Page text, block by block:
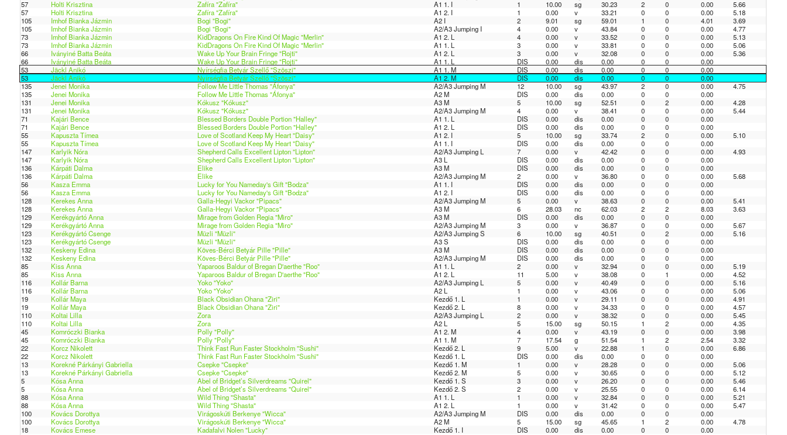
57
Holti Krisztina Zafíra "Zafíra" A1 1. I 1 10.00 sg 30.23 2 0 0.00
5.66
57
Holti Krisztina Zafíra "Zafíra" A1 2. I 1 0.00 v 33.21 0 0 0.00
5.18
105
Imhof Bianka Jázmin Bogi "Bogi" A2 I 2 9.01 sg 59.01 1 0 4.01
3.69
105
Imhof Bianka Jázmin Bogi "Bogi" A2/A3 Jumping I 4 0.00 v 43.84 0 0 0.00
4.77
73
Imhof Bianka Jázmin KidDragons On Fire Kind Of Magic "Merlin" A1 2. L 4 0.00 v 33.52 0 0 0.00
5.13
73
Imhof Bianka Jázmin KidDragons On Fire Kind Of Magic "Merlin" A1 1. L 3 0.00 v 33.81 0 0 0.00
5.06
66
Iványiné Batta Beáta Wake Up Your Brain Fringe "Rojti" A1 2. L 3 0.00 v 32.08 0 0 0.00
5.36
66
Iványiné Batta Beáta Wake Up Your Brain Fringe "Rojti" A1 1. L DIS 0.00 dis 0.00 0 0
0.00
53
Jäckl Anikó Nyírségfia Betyár Szellő "Szöszi" A1 1. M DIS 0.00 dis 0.00 0 0
0.00
53
Jäckl Anikó Nyírségfia Betyár Szellő "Szöszi" A1 2. M DIS 0.00 dis 0.00 0 0
0.00
135
Jenei Monika Follow Me Little Thomas "Áfonya" A2/A3 Jumping M 12 10.00 sg 43.97 2 0 0.00
4.75
135
Jenei Monika Follow Me Little Thomas "Áfonya" A2 M DIS 0.00 dis 0.00 0 0
0.00
131
Jenei Monika Kókusz "Kókusz" A3 M 5 10.00 sg 52.51 0 2 0.00
4.28
131
Jenei Monika Kókusz "Kókusz" A2/A3 Jumping M 4 0.00 v 38.41 0 0 0.00
5.44
71
Kajári Bence Blessed Borders Double Portion "Halley" A1 1. L DIS 0.00 dis 0.00 0 0
0.00
71
Kajári Bence Blessed Borders Double Portion "Halley" A1 2. L DIS 0.00 dis 0.00 0 0
0.00
55
Kapuszta Tímea Love of Scotland Keep My Heart "Daisy" A1 2. I 5 10.00 sg 33.74 2 0 0.00
5.10
55
Kapuszta Tímea Love of Scotland Keep My Heart "Daisy" A1 1. I DIS 0.00 dis 0.00 0 0
0.00
147
Karlyik Nóra Shepherd Calls Excellent Lipton "Lipton" A2/A3 Jumping L 7 0.00 v 42.42 0 0 0.00
4.93
147
Karlyik Nóra Shepherd Calls Excellent Lipton "Lipton" A3 L DIS 0.00 dis 0.00 0 0
0.00
136
Kárpáti Dalma Elike A3 M DIS 0.00 dis 0.00 0 0
0.00
136
Kárpáti Dalma Elike A2/A3 Jumping M 2 0.00 v 36.80 0 0 0.00
5.68
56
Kasza Emma Lucky for You Nameday's Gift "Bodza" A1 1. I DIS 0.00 dis 0.00 0 0
0.00
56
Kasza Emma Lucky for You Nameday's Gift "Bodza" A1 2. I DIS 0.00 dis 0.00 0 0
0.00
128
Kerekes Anna Galla-Hegyi Vackor "Pipacs" A2/A3 Jumping M 5 0.00 v 38.63 0 0 0.00
5.41
128
Kerekes Anna Galla-Hegyi Vackor "Pipacs" A3 M 6 28.03 nc 62.03 2 2 8.03
3.63
129
Kerékgyártó Anna Mirage from Golden Regia "Miro" A3 M DIS 0.00 dis 0.00 0 0
0.00
129
Kerékgyártó Anna Mirage from Golden Regia "Miro" A2/A3 Jumping M 3 0.00 v 36.87 0 0 0.00
5.67
123
Kerékgyártó Csenge Müzli "Müzli" A2/A3 Jumping S 6 10.00 sg 40.51 0 2 0.00
5.16
123
Kerékgyártó Csenge Müzli "Müzli" A3 S DIS 0.00 dis 0.00 0 0
0.00
132
Keskeny Edina Köves-Bérci Betyár Pille "Pille" A3 M DIS 0.00 dis 0.00 0 0
0.00
132
Keskeny Edina Köves-Bérci Betyár Pille "Pille" A2/A3 Jumping M DIS 0.00 dis 0.00 0 0
0.00
85
Kiss Anna Yaparoos Baldur of Bregan D'aerthe "Roo" A1 1. L 2 0.00 v 32.94 0 0 0.00
5.19
85
Kiss Anna Yaparoos Baldur of Bregan D'aerthe "Roo" A1 2. L 11 5.00 v 38.08 0 1 0.00
4.52
116
Kollár Barna Yoko "Yoko" A2/A3 Jumping L 5 0.00 v 40.49 0 0 0.00
5.16
116
Kollár Barna Yoko "Yoko" A2 L 1 0.00 v 43.06 0 0 0.00
5.06
19
Kollár Maya Black Obsidian Ohana "Ziri" Kezdő 1. L 1 0.00 v 29.11 0 0 0.00
4.91
19
Kollár Maya Black Obsidian Ohana "Ziri" Kezdő 2. L 8 0.00 v 34.33 0 0 0.00
4.57
110
Koltai Lilla Zora A2/A3 Jumping L 2 0.00 v 38.32 0 0 0.00
5.45
110
Koltai Lilla Zora A2 L 5 15.00 sg 50.15 1 2 0.00
4.35
45
Komróczki Bianka Polly "Polly" A1 2. M 4 0.00 v 43.19 0 0 0.00
3.98
45
Komróczki Bianka Polly "Polly" A1 1. M 7 17.54 g 51.54 1 2 2.54
3.32
22
Korcz Nikolett Think Fast Run Faster Stockholm "Sushi" Kezdő 2. L 9 5.00 v 22.88 1 0 0.00
6.86
22
Korcz Nikolett Think Fast Run Faster Stockholm "Sushi" Kezdő 1. L DIS 0.00 dis 0.00 0 0
0.00
13
Korekné Párkányi Gabriella Csepke "Csepke" Kezdő 1. M 1 0.00 v 28.28 0 0 0.00
5.06
13
Korekné Párkányi Gabriella Csepke "Csepke" Kezdő 2. M 5 0.00 v 30.65 0 0 0.00
5.12
5
Kósa Anna Abel of Bridget’s Silverdreams "Quirel" Kezdő 1. S 3 0.00 v 26.20 0 0 0.00
5.46
5
Kósa Anna Abel of Bridget’s Silverdreams "Quirel" Kezdő 2. S 2 0.00 v 25.55 0 0 0.00
6.14
88
Kósa Anna Wild Thing "Shasta" A1 1. L 1 0.00 v 32.84 0 0 0.00
5.21
88
Kósa Anna Wild Thing "Shasta" A1 2. L 1 0.00 v 31.42 0 0 0.00
5.47
100
Kovács Dorottya Virágoskúti Berkenye "Wicca" A2/A3 Jumping M DIS 0.00 dis 0.00 0 0
0.00
100
Kovács Dorottya Virágoskúti Berkenye "Wicca" A2 M 5 15.00 sg 45.65 1 2 0.00
4.78
18
Kovács Emese Kadafalvi Nolen "Lucky" Kezdő 1. I DIS 0.00 dis 0.00 0 0
0.00